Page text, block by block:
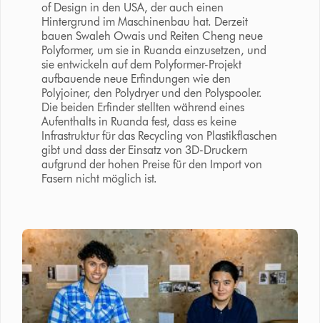
of Design in den USA, der auch einen
Hintergrund im Maschinenbau hat. Derzeit
bauen Swaleh Owais und Reiten Cheng neue
Polyformer, um sie in Ruanda einzusetzen, und
sie entwickeln auf dem Polyformer-Projekt
aufbauende neue Erfindungen wie den
Polyjoiner, den Polydryer und den Polyspooler.
Die beiden Erfinder stellten während eines
Aufenthalts in Ruanda fest, dass es keine
Infrastruktur für das Recycling von Plastikflaschen
gibt und dass der Einsatz von 3D-Druckern
aufgrund der hohen Preise für den Import von
Fasern nicht möglich ist.